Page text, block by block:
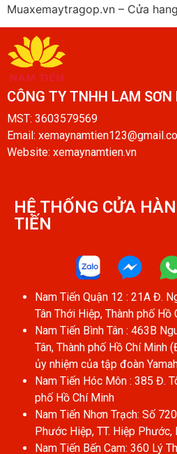
Muaxemaytragop.vn – Cửa
CÔNG TY TNHH LAM SƠN
MST: 3603579569
Email:
Website: xemaynamtien.vn
HỆ THỐNG CỬA
TIẾN​
Nam Tiến Quận 12 : 21A Đ.
Tân Thới Hiệp, Thành phố Hồ
Nam Tiến Bình Tân : 463B
Tân, Thành phố Hồ Chí Minh
ủy nhiệm của tập đoàn
Nam Tiến Hóc Môn : 385 Đ.
phố Hồ Chí Minh
Nam Tiến Nhơn Trạch: Số
Phước Hiệp, TT. Hiệp
Nam Tiến Bến Cam: 360 Lý